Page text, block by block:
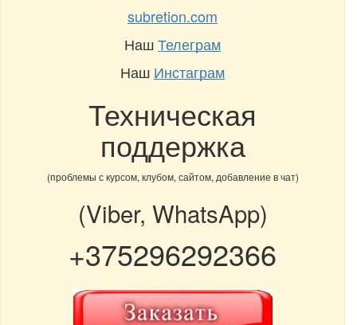
subretion.com
НашТелеграм
Наш Инстаграм
Техническая
поддержка
(проблемы с курсом, клубом, сайтом, добавление в чат)
(Viber, WhatsApp)
+375296292366